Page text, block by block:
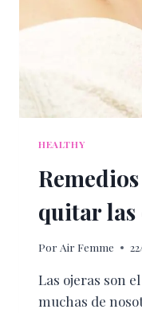
HEALTHY
quitar las
Por Air Femme
Las ojeras son
muchas de